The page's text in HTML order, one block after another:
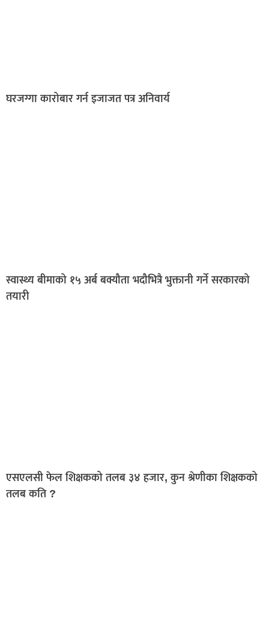
घरजग्गा कारोबार गर्न इजाजत पत्र अनिवार्य
स्वास्थ्य बीमाको १५ अर्ब बक्यौता भदौभित्रै भुक्तानी गर्ने सरकारको
तयारी
एसएलसी फेल शिक्षकको तलब ३४ हजार, कुन श्रेणीका शिक्षकको
तलब कति ?